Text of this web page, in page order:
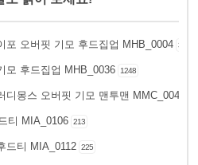
포 오버핏 기모 후드집업 MHB_0004 301
모 후드집업 MHB_0036 1248
디몽스 오버핏 기모 맨투맨 MMC_0041
티 MIA_0106 213
드티 MIA_0112 225